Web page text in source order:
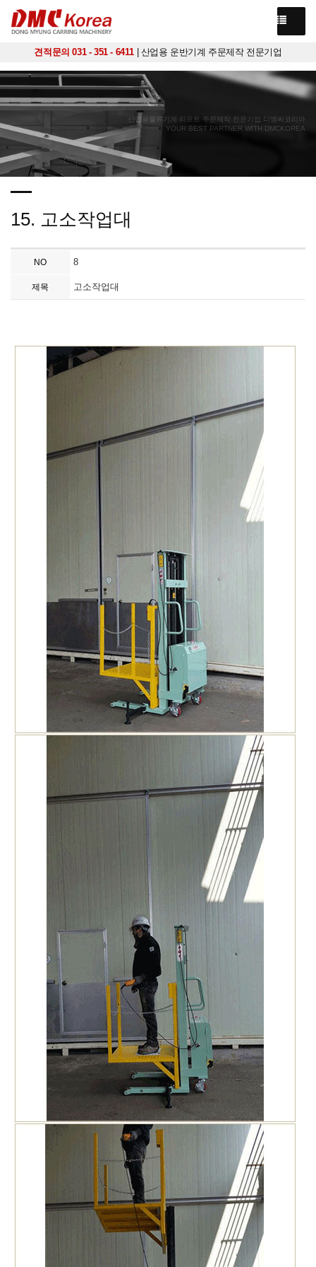
견적문의 031 - 351 - 6411 | 산업용 운반기계 주문제작 전문기업
산업용물류기계 리프트 주문제작 전문기업 디엠씨코리아
YOUR BEST PARTNER WITH DMCKOREA
15. 고소작업대
NO 8
제목 고소작업대